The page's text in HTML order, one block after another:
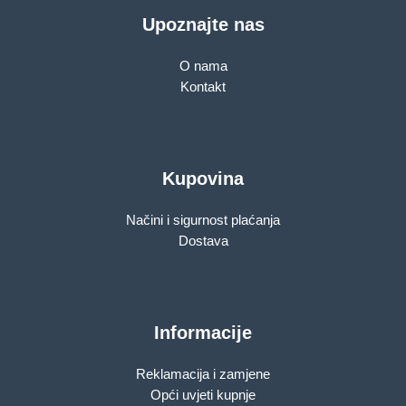
Upoznajte nas
O nama
Kontakt
Kupovina
Načini i sigurnost plaćanja
Dostava
Informacije
Reklamacija i zamjene
Opći uvjeti kupnje